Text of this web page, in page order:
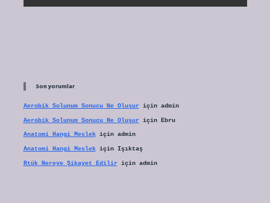
Son yorumlar
Aerobik Solunum Sonucu Ne Oluşuriçin admin
Aerobik Solunum Sonucu Ne Oluşuriçin Ebru
Anatomi Hangi Meslekiçin admin
Anatomi Hangi Meslekiçin Işıktaş
Rtük Nereye Şikayet Ediliriçin admin